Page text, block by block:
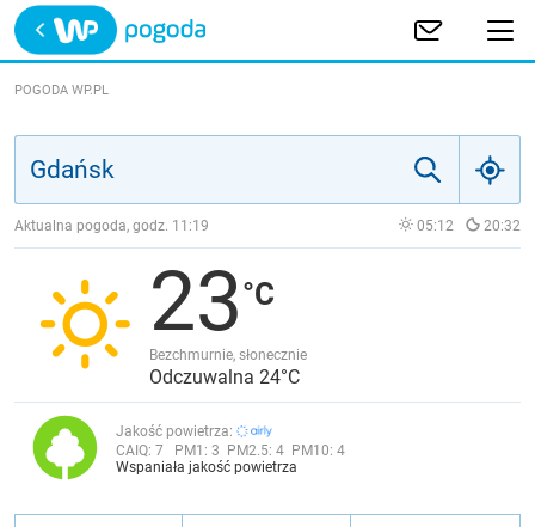
Trwa ładowanie
POLSKA
JAKOŚĆ POWIETRZA
POGODA WP.PL
Aktualna pogoda, godz. 11:19 05:12 20:32
23
Bezchmurnie, słonecznie
Odczuwalna 24°C
Jakość powietrza:
CAIQ: 7 PM1: 3 PM2.5: 4 PM10: 4
Wspaniała jakość powietrza